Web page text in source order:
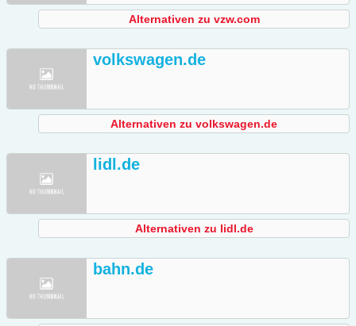
Alternativen zu vzw.com
volkswagen.de
Alternativen zu volkswagen.de
lidl.de
Alternativen zu lidl.de
bahn.de